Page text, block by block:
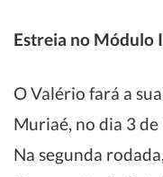
Estreia no Módulo
O Valério fará a
Muriaé, no dia 3 de
Na segunda